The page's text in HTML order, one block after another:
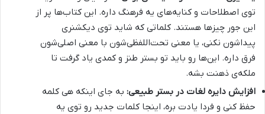
توی اصطلاحات و کنایه‌های یه فرهنگ داره. این کتاب‌ها پر از
این جور چیزها هستند. کلماتی که شاید توی دیکشنری
پیداشون نکنی، یا معنی تحت‌اللفظی‌شون با معنی اصلی‌شون
فرق داره. این‌ها رو باید تو بستر طنز و کمدی یاد گرفت تا
ملکه‌ی ذهنت بشه.
افزایش دایره لغات در بستر طبیعی: به جای اینکه هی کلمه
حفظ کنی و فردا یادت بره، اینجا کلمات جدید رو توی یه